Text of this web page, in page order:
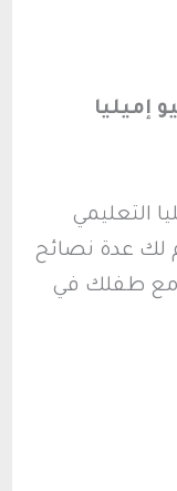
إميليا
التعليمي
لك عدة نصائح
مع طفلك في